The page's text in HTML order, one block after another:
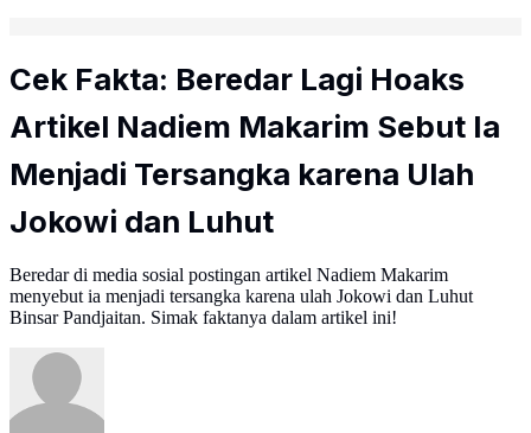
Cek Fakta: Beredar Lagi Hoaks
Artikel Nadiem Makarim Sebut Ia
Menjadi Tersangka karena Ulah
Jokowi dan Luhut
Beredar di media sosial postingan artikel Nadiem Makarim
menyebut ia menjadi tersangka karena ulah Jokowi dan Luhut
Binsar Pandjaitan. Simak faktanya dalam artikel ini!